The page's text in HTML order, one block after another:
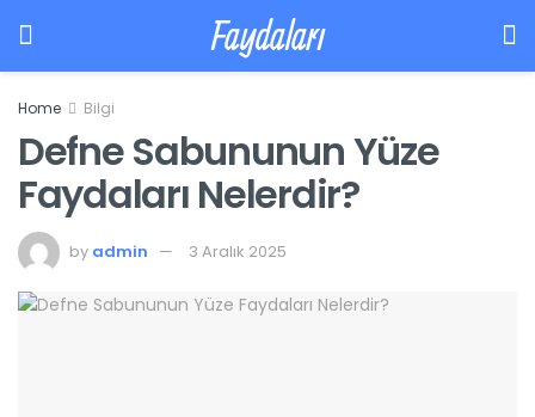
Faydaları
Home Bilgi
Defne Sabununun Yüze
Faydaları Nelerdir?
by admin 3 Aralık 2025